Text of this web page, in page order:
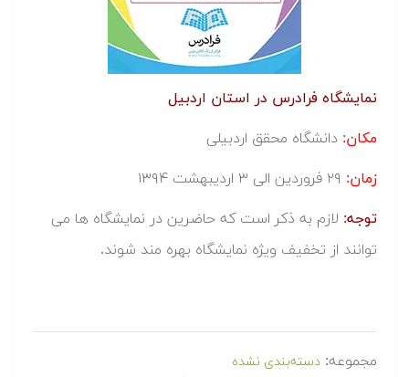
نمایشگاه فرادرس در استان اردبیل
مکان: دانشگاه محقق اردبیلی
زمان:
توجه: لازم به ذکر است که حاضرین در نمایشگاه ها می
توانند از تخفیف ویژه نمایشگاه بهره مند شوند.
مجموعه: دسته‌بندی نشده